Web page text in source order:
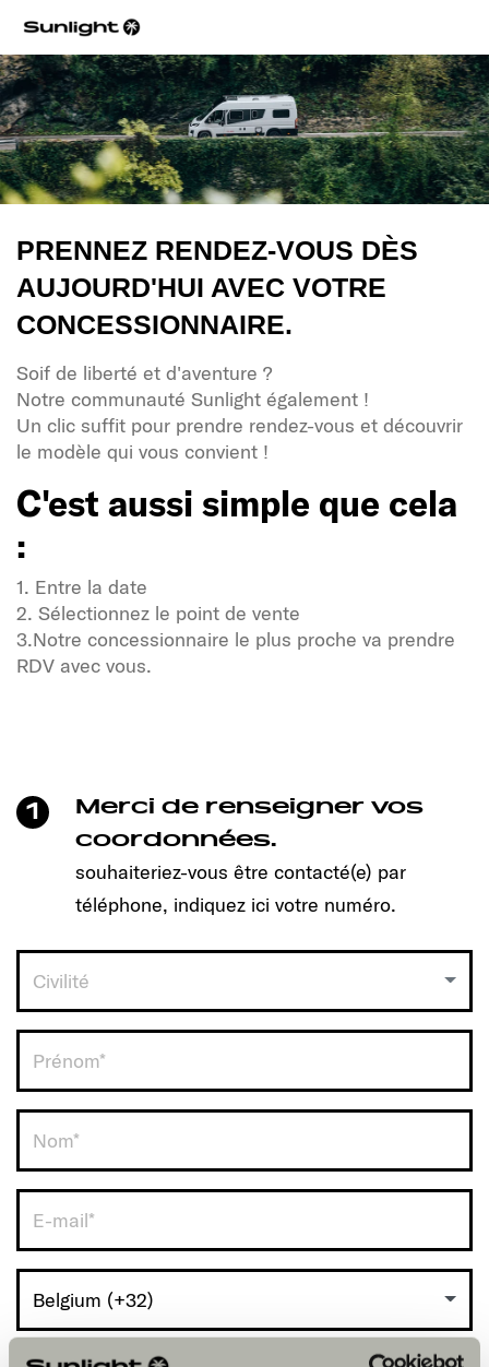
PRENNEZ RENDEZ-VOUS DÈS
AUJOURD'HUI AVEC VOTRE
CONCESSIONNAIRE.
Soif de liberté et d'aventure ?
Notre communauté Sunlight également !
Un clic suffit pour prendre rendez-vous et découvrir
le modèle qui vous convient !
C'est aussi simple que cela
:
1. Entre la date
2. Sélectionnez le point de vente
3.Notre concessionnaire le plus proche va prendre
RDV avec vous.
C'est aussi simple que cela
1. Entre la date
2. Sélectionnez le point de vente
3.Notre concessionnaire le plus proche va prendre
1
Merci de renseigner vos
coordonnées.
souhaiteriez-vous être contacté(e) par
téléphone, indiquez ici votre numéro.
Civilité
Belgium (+32)